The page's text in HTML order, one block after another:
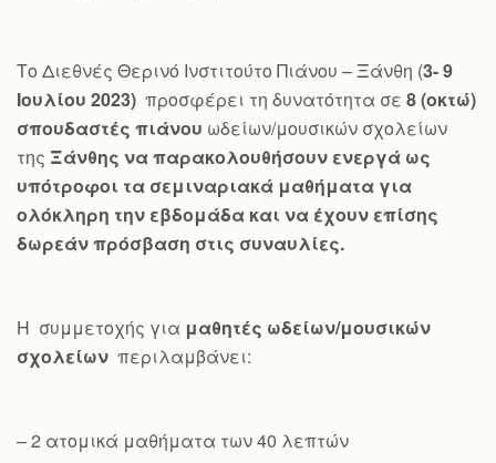
Το Διεθνές Θερινό Ινστιτούτο Πιάνου – Ξάνθη (3- 9
Ιουλίου 2023) προσφέρει τη δυνατότητα σε 8 (οκτώ)
σπουδαστές πιάνου ωδείων/μουσικών σχολείων
της Ξάνθης να παρακολουθήσουν ενεργά ως
υπότροφοι τα σεμιναριακά μαθήματα για
ολόκληρη την εβδομάδα και να έχουν επίσης
δωρεάν πρόσβαση στις συναυλίες.
Η συμμετοχής για μαθητές ωδείων/μουσικών
σχολείων περιλαμβάνει:
– 2 ατομικά μαθήματα των 40 λεπτών